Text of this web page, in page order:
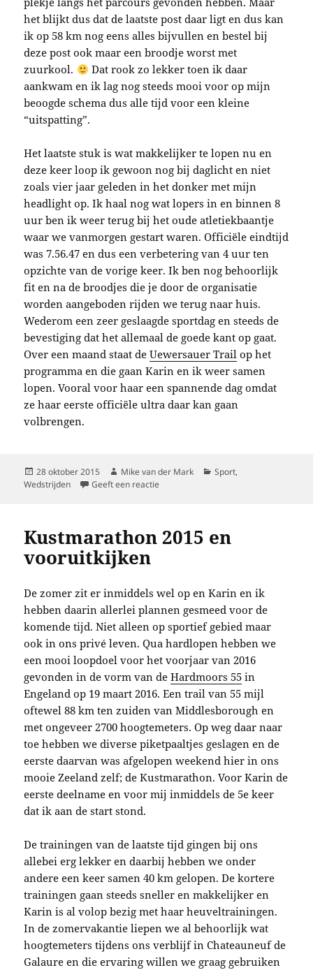
het blijkt dus dat de laatste post daar ligt en dus kan
ik op 58 km nog eens alles bijvullen en bestel bij
deze post ook maar een broodje worst met
zuurkool.
Dat rook zo lekker toen ik daar
aankwam en ik lag nog steeds mooi voor op mijn
beoogde schema dus alle tijd voor een kleine
“uitspatting”.
Het laatste stuk is wat makkelijker te lopen nu en
deze keer loop ik gewoon nog bij daglicht en niet
zoals vier jaar geleden in het donker met mijn
headlight op. Ik haal nog wat lopers in en binnen 8
uur ben ik weer terug bij het oude atletiekbaantje
waar we vanmorgen gestart waren. Officiële eindtijd
was 7.56.47 en dus een verbetering van 4 uur ten
opzichte van de vorige keer. Ik ben nog behoorlijk
fit en na de broodjes die je door de organisatie
worden aangeboden rijden we terug naar huis.
Wederom een zeer geslaagde sportdag en steeds de
bevestiging dat het allemaal de goede kant op gaat.
Over een maand staat deUewersauer Trail op het
programma en die gaan Karin en ik weer samen
lopen. Vooral voor haar een spannende dag omdat
ze haar eerste officiële ultra daar kan gaan
volbrengen.
Geplaatst
op
28 oktober 2015 Auteur
Mike van der Mark Categorieën
Sport,
Wedstrijden
Geeft een reactieop Rondje Luik…
Kustmarathon 2015 en
vooruitkijken
De zomer zit er inmiddels wel op en Karin en ik
hebben daarin allerlei plannen gesmeed voor de
komende tijd. Niet alleen op sportief gebied maar
ook in ons privé leven. Qua hardlopen hebben we
een mooi loopdoel voor het voorjaar van 2016
gevonden in de vorm van deHardmoors 55 in
Engeland op 19 maart 2016. Een trail van 55 mijl
oftewel 88 km ten zuiden van Middlesborough en
met ongeveer 2700 hoogtemeters. Op weg daar naar
toe hebben we diverse piketpaaltjes geslagen en de
eerste daarvan was afgelopen weekend hier in ons
mooie Zeeland zelf; de Kustmarathon. Voor Karin de
eerste deelname en voor mij inmiddels de 5e keer
dat ik aan de start stond.
De trainingen van de laatste tijd gingen bij ons
allebei erg lekker en daarbij hebben we onder
andere een keer samen 40 km gelopen. De kortere
trainingen gaan steeds sneller en makkelijker en
Karin is al volop bezig met haar heuveltrainingen.
In de zomervakantie liepen we al behoorlijk wat
hoogtemeters tijdens ons verblijf in Chateauneuf de
Galaure en die ervaring willen we graag gebruiken